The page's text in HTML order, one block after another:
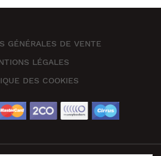
GÉNÉRALES DE VENTE
LÉGALES
DES COOKIES